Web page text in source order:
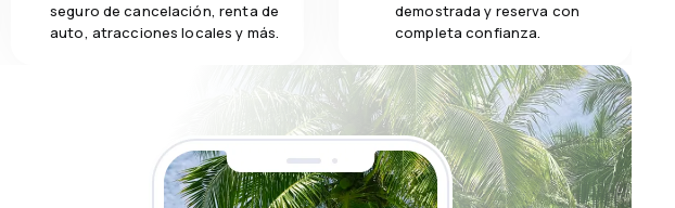
seguro de cancelación, renta de
auto, atracciones locales y más.
demostrada y reserva con
completa confianza.